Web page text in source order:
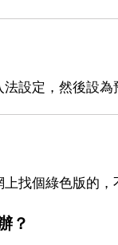
設定，然後設為
找個綠色版的，
？